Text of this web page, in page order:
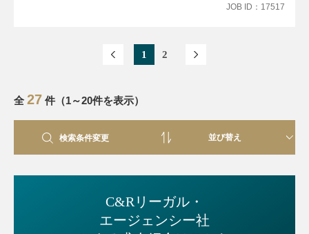
JOB ID：17517
1 2
全 27 件（1～20件を表示）
検索条件変更
C&Rリーガル・
エージェンシー社